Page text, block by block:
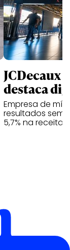
JCDecaux
destaca
Empresa de
resultados
5,7% na receita